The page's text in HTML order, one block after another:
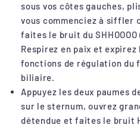
sous vos côtes gauches,
vous commenciez à siffler
faites le bruit du
Respirez en paix et
fonctions de régulation du
biliaire.
Appuyez les deux paumes
sur le sternum, ouvrez
détendue et faites le bruit